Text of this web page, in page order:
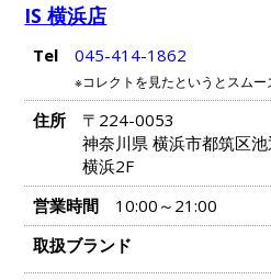
IS 横浜店
Tel 045-414-1862
※コレクトを見たというとスムー
住所
〒224-0053
神奈川県 横浜市都筑区
横浜2F
営業時間
10:00～21:00
取扱ブランド